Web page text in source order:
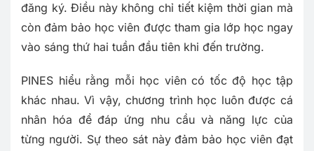
đăng ký. Điều này không chỉ tiết kiệm thời gian mà
còn đảm bảo học viên được tham gia lớp học ngay
vào sáng thứ hai tuần đầu tiên khi đến trường.
PINES hiểu rằng mỗi học viên có tốc độ học tập
khác nhau. Vì vậy, chương trình học luôn được cá
nhân hóa để đáp ứng nhu cầu và năng lực của
từng người. Sự theo sát này đảm bảo học viên đạt